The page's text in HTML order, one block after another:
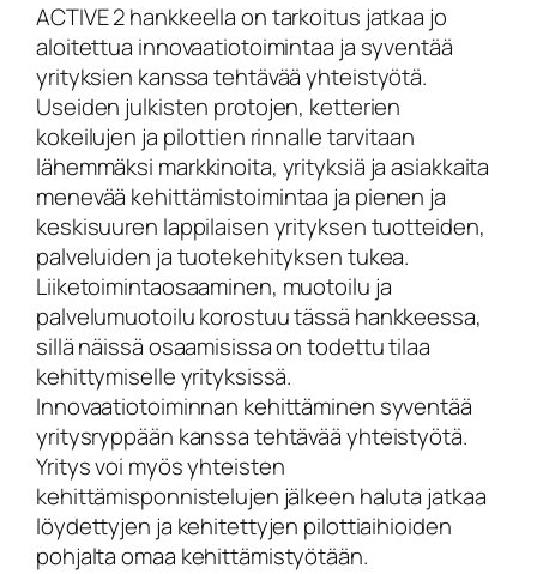
ACTIVE 2 hankkeella on tarkoitus jatkaa jo
aloitettua innovaatiotoimintaa ja syventää
yrityksien kanssa tehtävää yhteistyötä.
Useiden julkisten protojen, ketterien
kokeilujen ja pilottien rinnalle tarvitaan
lähemmäksi markkinoita, yrityksiä ja asiakkaita
menevää kehittämistoimintaa ja pienen ja
keskisuuren lappilaisen yrityksen tuotteiden,
palveluiden ja tuotekehityksen tukea.
Liiketoimintaosaaminen, muotoilu ja
palvelumuotoilu korostuu tässä hankkeessa,
sillä näissä osaamisissa on todettu tilaa
kehittymiselle yrityksissä.
Innovaatiotoiminnan kehittäminen syventää
yritysryppään kanssa tehtävää yhteistyötä.
Yritys voi myös yhteisten
kehittämisponnistelujen jälkeen haluta jatkaa
löydettyjen ja kehitettyjen pilottiaihioiden
pohjalta omaa kehittämistyötään.